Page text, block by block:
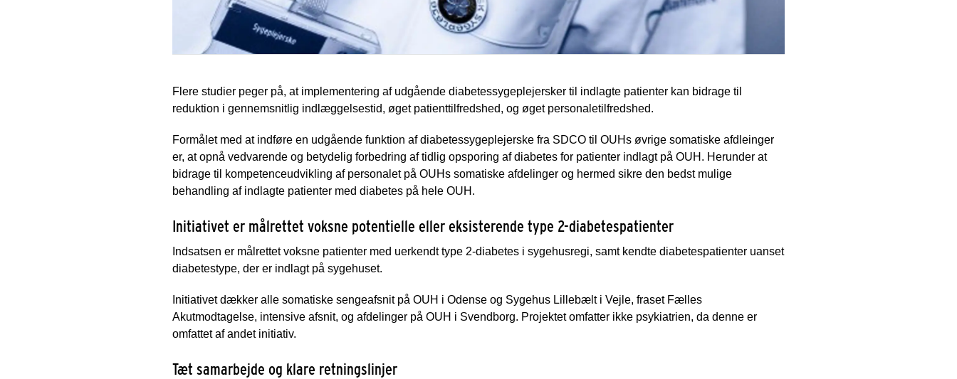
Flere studier peger på, at implementering af udgående diabetessygeplejersker til indlagte patienter kan bidrage til
reduktion i gennemsnitlig indlæggelsestid, øget patienttilfredshed, og øget personaletilfredshed.
Formålet med at indføre en udgående funktion af diabetessygeplejerske fra SDCO til OUHs øvrige somatiske afdleinger
er, at opnå vedvarende og betydelig forbedring af tidlig opsporing af diabetes for patienter indlagt på OUH. Herunder at
bidrage til kompetenceudvikling af personalet på OUHs somatiske afdelinger og hermed sikre den bedst mulige
behandling af indlagte patienter med diabetes på hele OUH.
Initiativet er målrettet voksne potentielle eller eksisterende type 2-diabetespatienter
Indsatsen er målrettet voksne patienter med uerkendt type 2-diabetes i sygehusregi, samt kendte diabetespatienter uanset
diabetestype, der er indlagt på sygehuset.
Initiativet dækker alle somatiske sengeafsnit på OUH i Odense og Sygehus Lillebælt i Vejle, fraset Fælles
Akutmodtagelse, intensive afsnit, og afdelinger på OUH i Svendborg. Projektet omfatter ikke psykiatrien, da denne er
omfattet af andet initiativ.
Tæt samarbejde og klare retningslinjer